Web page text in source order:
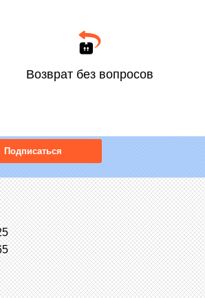
Возврат без вопросов
Подписаться